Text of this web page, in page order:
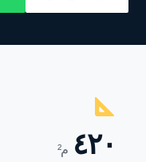
٤٢٠ م²